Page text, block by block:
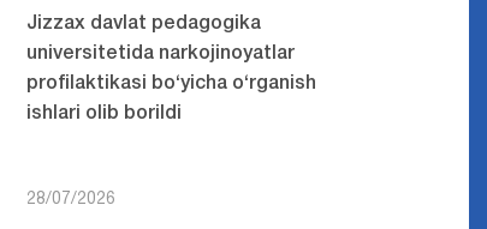
Jizzax davlat pedagogika
universitetida narkojinoyatlar
profilaktikasi bo‘yicha o‘rganish
ishlari olib borildi
28/07/2026